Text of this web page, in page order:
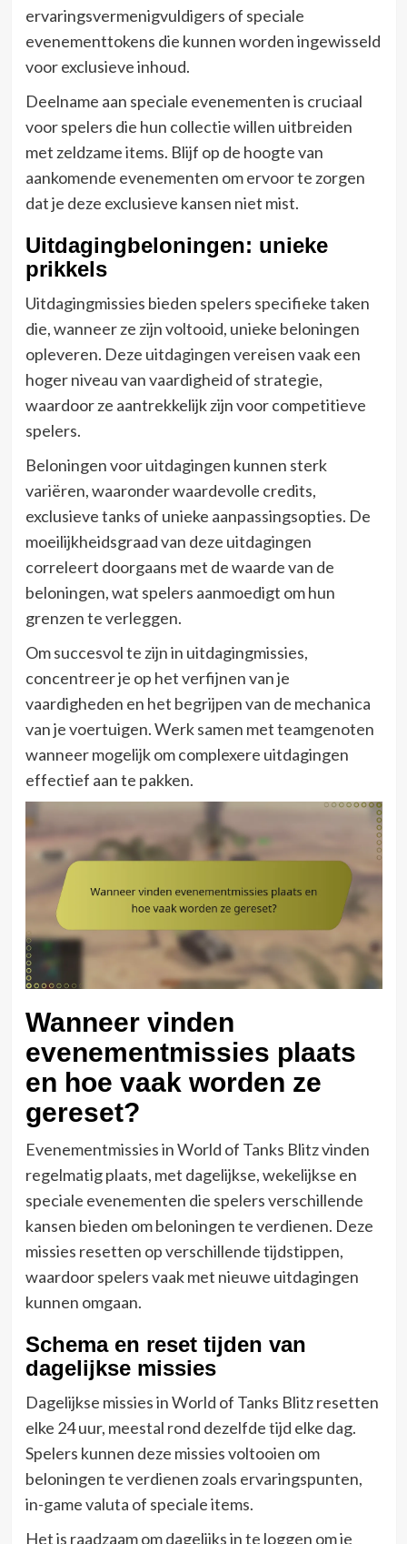
ervaringsvermenigvuldigers of speciale
evenementtokens die kunnen worden ingewisseld
voor exclusieve inhoud.
Deelname aan speciale evenementen is cruciaal
voor spelers die hun collectie willen uitbreiden
met zeldzame items. Blijf op de hoogte van
aankomende evenementen om ervoor te zorgen
dat je deze exclusieve kansen niet mist.
Uitdagingbeloningen: unieke
prikkels
Uitdagingmissies bieden spelers specifieke taken
die, wanneer ze zijn voltooid, unieke beloningen
opleveren. Deze uitdagingen vereisen vaak een
hoger niveau van vaardigheid of strategie,
waardoor ze aantrekkelijk zijn voor competitieve
spelers.
Beloningen voor uitdagingen kunnen sterk
variëren, waaronder waardevolle credits,
exclusieve tanks of unieke aanpassingsopties. De
moeilijkheidsgraad van deze uitdagingen
correleert doorgaans met de waarde van de
beloningen, wat spelers aanmoedigt om hun
grenzen te verleggen.
Om succesvol te zijn in uitdagingmissies,
concentreer je op het verfijnen van je
vaardigheden en het begrijpen van de mechanica
van je voertuigen. Werk samen met teamgenoten
wanneer mogelijk om complexere uitdagingen
effectief aan te pakken.
Wanneer vinden
evenementmissies plaats
en hoe vaak worden ze
gereset?
Evenementmissies in World of Tanks Blitz vinden
regelmatig plaats, met dagelijkse, wekelijkse en
speciale evenementen die spelers verschillende
kansen bieden om beloningen te verdienen. Deze
missies resetten op verschillende tijdstippen,
waardoor spelers vaak met nieuwe uitdagingen
kunnen omgaan.
Schema en reset tijden van
dagelijkse missies
Dagelijkse missies in World of Tanks Blitz resetten
elke 24 uur, meestal rond dezelfde tijd elke dag.
Spelers kunnen deze missies voltooien om
beloningen te verdienen zoals ervaringspunten,
in-game valuta of speciale items.
Het is raadzaam om dagelijks in te loggen om je